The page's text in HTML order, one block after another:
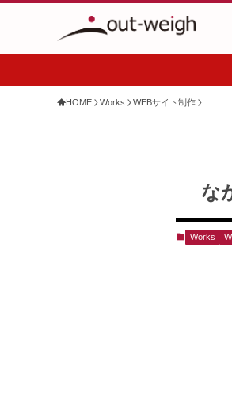
HOME Works WEBサイト制作
な
Works